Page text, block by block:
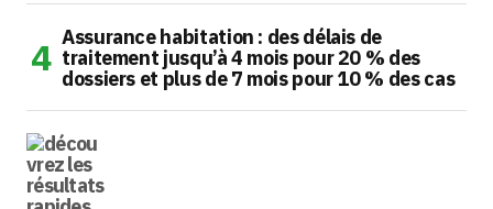
Assurance habitation : des délais de
traitement jusqu’à 4 mois pour 20 % des
dossiers et plus de 7 mois pour 10 % des cas